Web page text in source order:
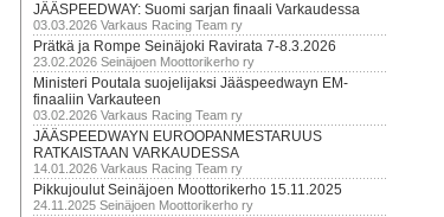
JÄÄSPEEDWAY: Suomi sarjan finaali Varkaudessa
03.03.2026 Varkaus Racing Team ry
Prätkä ja Rompe Seinäjoki Ravirata 7-8.3.2026
23.02.2026 Seinäjoen Moottorikerho ry
Ministeri Poutala suojelijaksi Jääspeedwayn EM-
finaaliin Varkauteen
03.02.2026 Varkaus Racing Team ry
JÄÄSPEEDWAYN EUROOPANMESTARUUS
RATKAISTAAN VARKAUDESSA
14.01.2026 Varkaus Racing Team ry
Pikkujoulut Seinäjoen Moottorikerho 15.11.2025
24.11.2025 Seinäjoen Moottorikerho ry